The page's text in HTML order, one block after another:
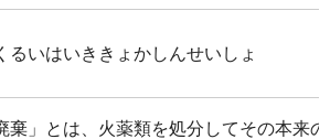
るいはいききょかしんせいしょ
」とは、火薬類を処分してその本来